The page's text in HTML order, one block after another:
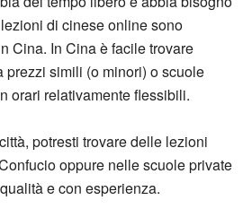
di cinese online sono
Cina. In Cina è facile trovare
prezzi simili (o minori) o scuole
orari relativamente flessibili.
potresti trovare delle lezioni
oppure nelle scuole private
e con esperienza.